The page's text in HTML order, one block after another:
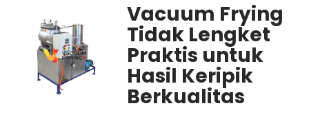
Vacuum Frying
Tidak Lengket
Praktis untuk
Hasil Keripik
Berkualitas